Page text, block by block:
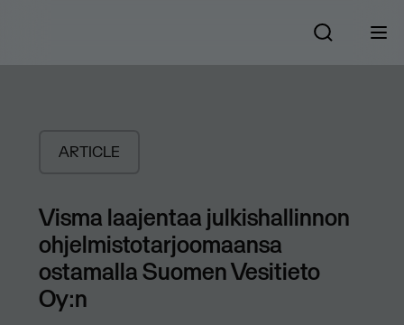
ARTICLE
Visma laajentaa julkishallinnon
ohjelmistotarjoomaansa
ostamalla Suomen Vesitieto
Oy:n